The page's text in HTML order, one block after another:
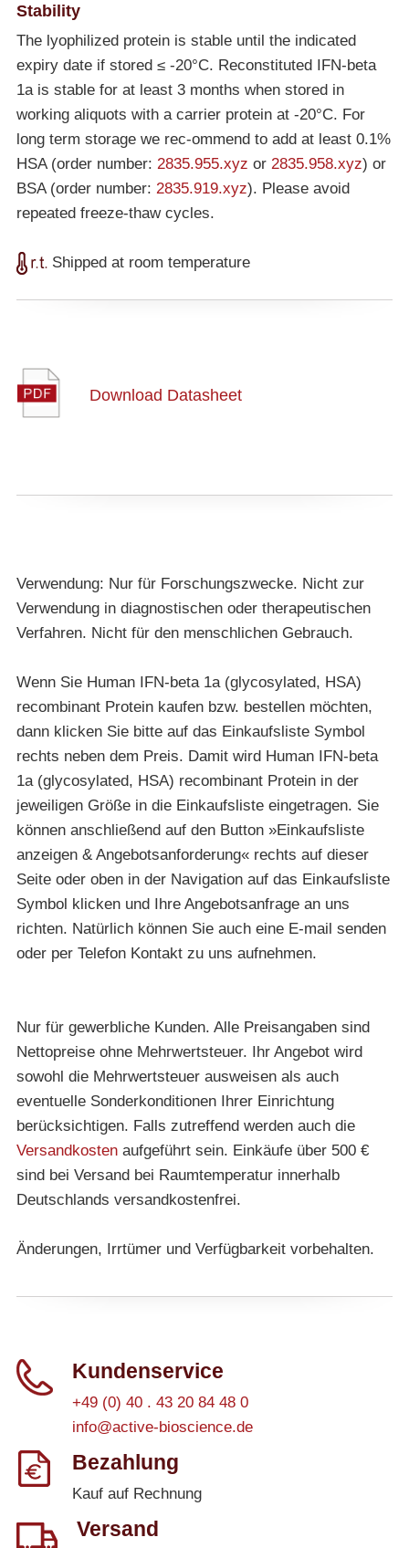
Stability
The lyophilized protein is stable until the indicated
expiry date if stored ≤ -20°C. Reconstituted IFN-beta
1a is stable for at least 3 months when stored in
working aliquots with a carrier protein at -20°C. For
long term storage we rec-ommend to add at least 0.1%
HSA (order number: 2835.955.xyz or 2835.958.xyz) or
BSA (order number: 2835.919.xyz). Please avoid
repeated freeze-thaw cycles.
Shipped at room temperature
Download Datasheet
Verwendung: Nur für Forschungszwecke. Nicht zur
Verwendung in diagnostischen oder therapeutischen
Verfahren. Nicht für den menschlichen Gebrauch.
Wenn Sie Human IFN-beta 1a (glycosylated, HSA)
recombinant Protein kaufen bzw. bestellen möchten,
dann klicken Sie bitte auf das Einkaufsliste Symbol
rechts neben dem Preis. Damit wird Human IFN-beta
1a (glycosylated, HSA) recombinant Protein in der
jeweiligen Größe in die Einkaufsliste eingetragen. Sie
können anschließend auf den Button »Einkaufsliste
anzeigen & Angebotsanforderung« rechts auf dieser
Seite oder oben in der Navigation auf das Einkaufsliste
Symbol klicken und Ihre Angebotsanfrage an uns
richten. Natürlich können Sie auch eine E-mail senden
oder per Telefon Kontakt zu uns aufnehmen.
Nur für gewerbliche Kunden. Alle Preisangaben sind
Nettopreise ohne Mehrwertsteuer. Ihr Angebot wird
sowohl die Mehrwertsteuer ausweisen als auch
eventuelle Sonderkonditionen Ihrer Einrichtung
berücksichtigen. Falls zutreffend werden auch die
Versandkostenaufgeführt sein. Einkäufe über 500 €
sind bei Versand bei Raumtemperatur innerhalb
Deutschlands versandkostenfrei.
Änderungen, Irrtümer und Verfügbarkeit vorbehalten.
Kundenservice
+49 (0) 40 . 43 20 84 48 0
info@active-bioscience.de
Bezahlung
Kauf auf Rechnung
Versand